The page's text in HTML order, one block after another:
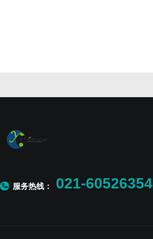
服务热线： 021-60526354